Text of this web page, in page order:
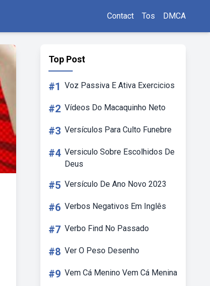
Contact Tos DMCA
Top Post
#1 Voz Passiva E Ativa Exercicios
#2 Vídeos Do Macaquinho Neto
#3 Versículos Para Culto Funebre
#4 Versiculo Sobre Escolhidos De
Deus
#5 Versículo De Ano Novo 2023
#6 Verbos Negativos Em Inglês
#7 Verbo Find No Passado
#8 Ver O Peso Desenho
#9 Vem Cá Menino Vem Cá Menina